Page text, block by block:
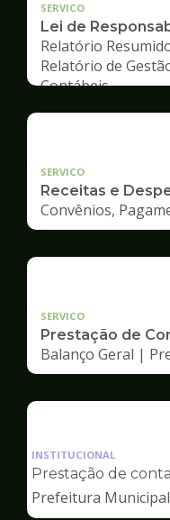
SERVICO
Lei de
Relatório
Relatório de
Contábeis
SERVICO
Receitas e
Convênios,
SERVICO
Prestação de
Balanço Geral |
INSTITUCIONAL
Prestação de
Prefeitura